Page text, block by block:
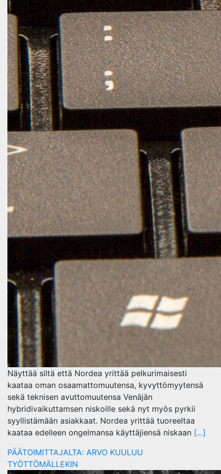
Näyttää siltä että Nordea yrittää pelkurimaisesti
kaataa oman osaamattomuutensa, kyvyttömyytensä
sekä teknisen avuttomuutensa Venäjän
hybridivaikuttamsen niskoille sekä nyt myös pyrkii
syyllistämään asiakkaat. Nordea yrittää tuoreeltaa
kaataa edelleen ongelmansa käyttäjiensä niskaan [...]
PÄÄTOIMITTAJALTA: ARVO KUULUU
TYÖTTÖMÄLLEKIN